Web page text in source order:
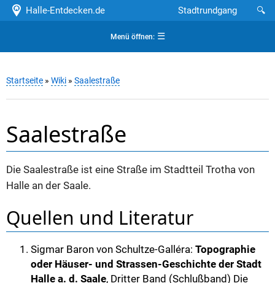
Halle-Entdecken.de 🔍
Stadtrundgang
Menü öffnen:☰
Startseite » Wiki » Saalestraße
Saalestraße
Die Saalestraße ist eine Straße im Stadtteil Trotha von
Halle an der Saale.
Quellen und Literatur
Sigmar Baron von Schultze-Galléra: Topographie
oder Häuser- und Strassen-Geschichte der Stadt
Halle a. d. Saale, Dritter Band (Schlußband) Die